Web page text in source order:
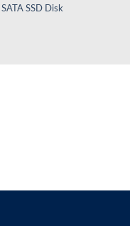
SSD Disk